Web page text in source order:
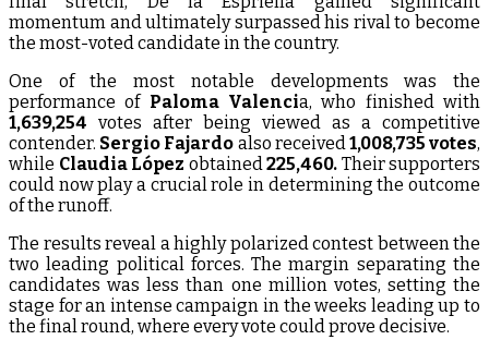
momentum and ultimately surpassed his rival to become
the most-voted candidate in the country.
One of the most notable developments was the
performance of Paloma Valencia, who finished with
1,639,254 votes after being viewed as a competitive
contender. Sergio Fajardo also received1,008,735 votes,
while Claudia López obtained225,460. Their supporters
could now play a crucial role in determining the outcome
of the runoff.
The results reveal a highly polarized contest between the
two leading political forces. The margin separating the
candidates was less than one million votes, setting the
stage for an intense campaign in the weeks leading up to
the final round, where every vote could prove decisive.